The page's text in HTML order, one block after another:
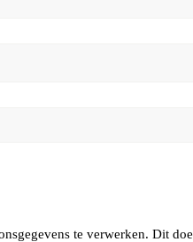
te verwerken. Dit